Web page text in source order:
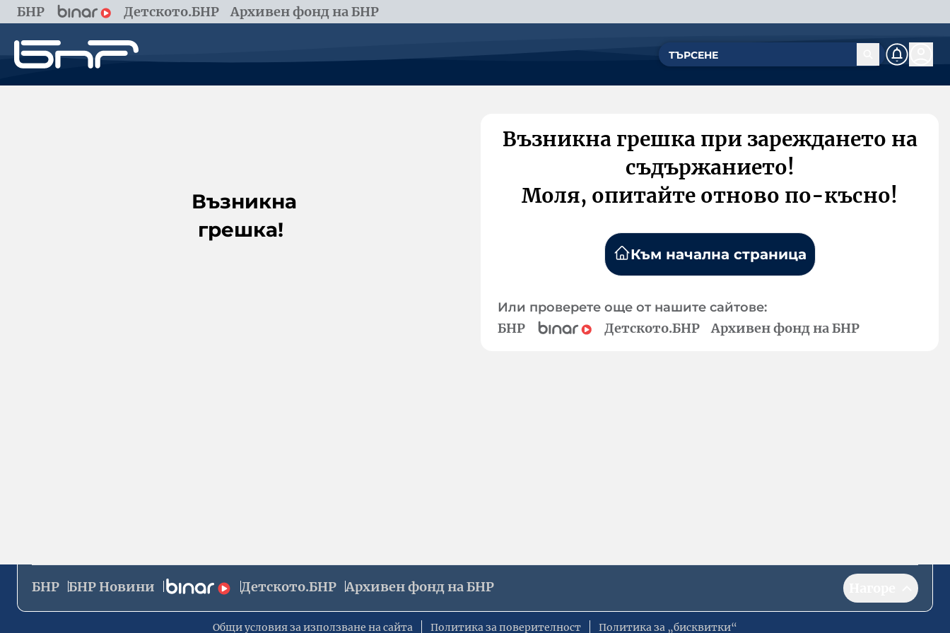
БНР Детското.БНР Архивен фонд на БНР
Възникна
грешка!
Възникна грешка при зареждането на
съдържанието!
Моля, опитайте отново по-късно!
Към начална страница
Или проверете още от нашите сайтове:
БНР Детското.БНР Архивен фонд на БНР
БНР БНР Новини Детското.БНР Архивен фонд на БНР
Общи условия за използване на сайта Политика за поверителност Политика за „бисквитки“